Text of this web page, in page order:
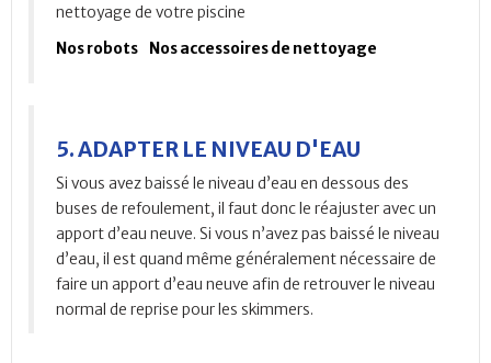
nettoyage de votre piscine
Nos robots
Nos accessoires de nettoyage
5. ADAPTER LE NIVEAU D'EAU
Si vous avez baissé le niveau d’eau en dessous des
buses de refoulement, il faut donc le réajuster avec un
apport d’eau neuve. Si vous n’avez pas baissé le niveau
d’eau, il est quand même généralement nécessaire de
faire un apport d’eau neuve afin de retrouver le niveau
normal de reprise pour les skimmers.